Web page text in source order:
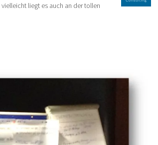
liegt es auch an der tollen